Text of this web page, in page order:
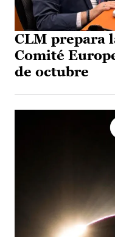
CLM prepara
Comité
de octubre